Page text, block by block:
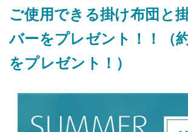
ご使用できる掛け布団と
バーをプレゼント！！（
をプレゼント！）